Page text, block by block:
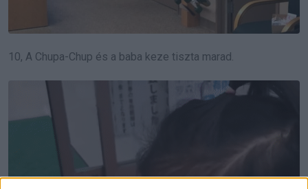
10, A Chupa-Chup és a baba keze tiszta marad.